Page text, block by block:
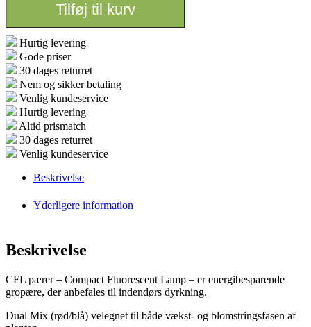
Superplant
antal
Tilføj til kurv
Hurtig levering
Gode priser
30 dages returret
Nem og sikker betaling
Venlig kundeservice
Hurtig levering
Altid prismatch
30 dages returret
Venlig kundeservice
Beskrivelse
Yderligere information
Beskrivelse
CFL pærer – Compact Fluorescent Lamp – er energibesparende
gropære, der anbefales til indendørs dyrkning.
Dual Mix (rød/blå) velegnet til både vækst- og blomstringsfasen af